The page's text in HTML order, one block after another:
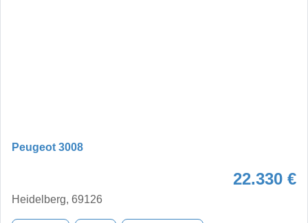
Peugeot 3008
22.330 €
Heidelberg, 69126